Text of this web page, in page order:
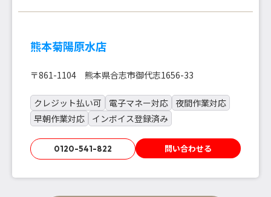
熊本菊陽原水店
〒861-1104 熊本県合志市御代志1656-33
クレジット払い可 電子マネー対応
夜間作業対応
早朝作業対応
インボイス登録済み
0120-541-822 問い合わせる